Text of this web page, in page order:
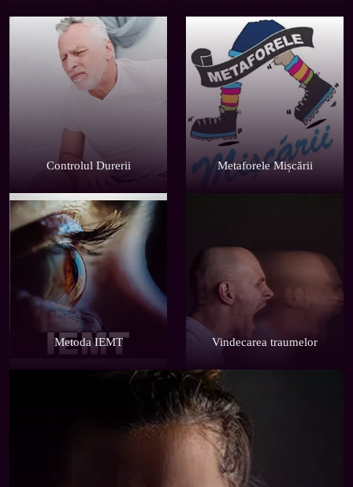
Controlul Durerii Metaforele Mișcării
Metoda IEMT Vindecarea traumelor